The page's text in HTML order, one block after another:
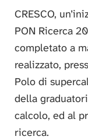
CRESCO,
PON Ricerca
completato a
realizzato,
Polo di
della
calcolo, ed al
ricerca.